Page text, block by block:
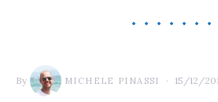
By MICHELE PINASSI 15/12/